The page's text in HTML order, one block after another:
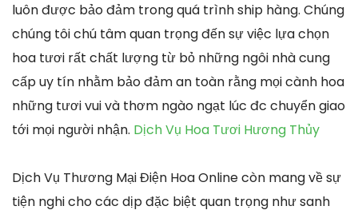
luôn được bảo đảm trong quá trình ship hàng. Chúng
chúng tôi chú tâm quan trọng đến sự việc lựa chọn
hoa tươi rất chất lượng từ bỏ những ngôi nhà cung
cấp uy tín nhằm bảo đảm an toàn rằng mọi cành hoa
những tươi vui và thơm ngào ngạt lúc đc chuyển giao
tới mọi người nhận. Dịch Vụ Hoa Tươi Hương Thủy
Dịch Vụ Thương Mại Điện Hoa Online còn mang về sự
tiện nghi cho các dịp đặc biệt quan trọng như sanh